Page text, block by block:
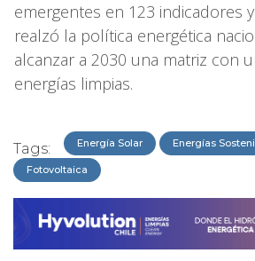
emergentes en 123 indicadores
realzó la política energética
alcanzar a 2030 una matriz con
energías limpias.
Tags: Energía Solar Energías
Fotovoltaica